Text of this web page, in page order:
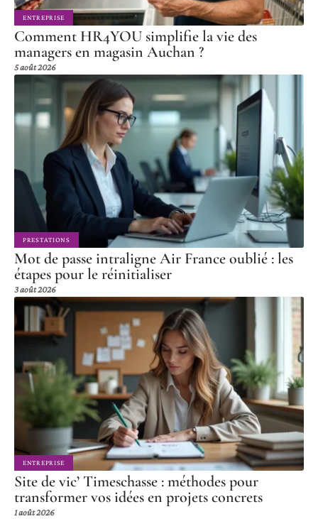
ENTREPRISE
Comment HR4YOU simplifie la vie des
managers en magasin Auchan ?
5 août 2026
PRESTATIONS
Mot de passe intraligne Air France oublié : les
étapes pour le réinitialiser
3 août 2026
ENTREPRISE
Site de vic’ Timeschasse : méthodes pour
transformer vos idées en projets concrets
1 août 2026